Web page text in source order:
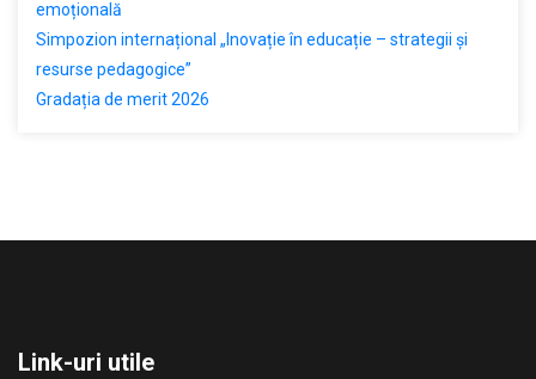
emoțională
Simpozion internațional „Inovație în educație – strategii și
resurse pedagogice”
Gradația de merit 2026
Link-uri utile